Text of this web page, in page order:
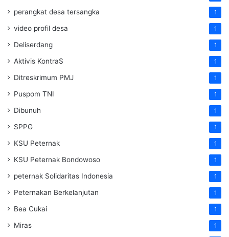
perangkat desa tersangka 1
video profil desa 1
Deliserdang 1
Aktivis KontraS 1
Ditreskrimum PMJ 1
Puspom TNI 1
Dibunuh 1
SPPG 1
KSU Peternak 1
KSU Peternak Bondowoso 1
peternak Solidaritas Indonesia 1
Peternakan Berkelanjutan 1
Bea Cukai 1
Miras 1